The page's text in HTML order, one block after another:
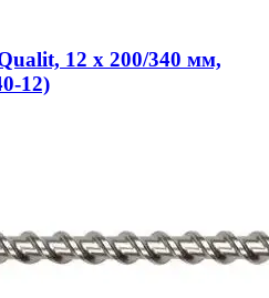
12 x 200/340 мм,
12)